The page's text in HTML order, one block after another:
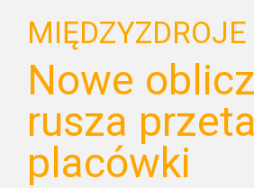
MIĘDZYZDROJE
Nowe
rusza
placówki